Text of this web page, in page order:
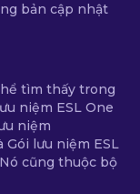
bản cập nhật
tìm thấy trong
niệm ESL One
niệm
Gói lưu niệm ESL
cũng thuộc bộ